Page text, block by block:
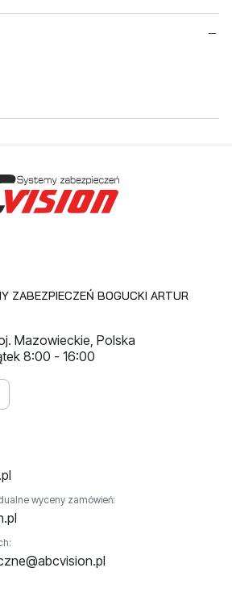
ZABEZPIECZEŃ BOGUCKI ARTUR
Mazowieckie, Polska
8:00 - 16:00
wyceny zamówień: